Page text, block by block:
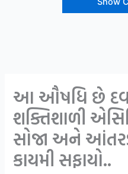
આ ઔષધિ છે
શક્તિશાળી
સોજા અને
કાયમી સફાયો..